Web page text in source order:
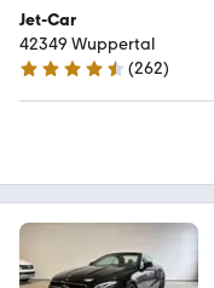
Jet-Car
42349 Wuppertal
4.7 Sterne
(262)